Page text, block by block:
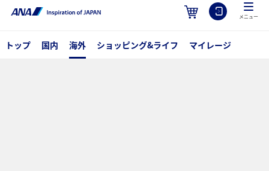
メニュー
トップ 国内 海外 ショッピング&ライフ マイレージ